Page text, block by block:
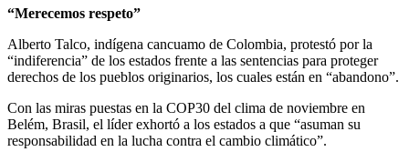
“Merecemos respeto”
Alberto Talco, indígena cancuamo de Colombia, protestó por la
“indiferencia” de los estados frente a las sentencias para proteger
derechos de los pueblos originarios, los cuales están en “abandono”.
Con las miras puestas en la COP30 del clima de noviembre en
Belém, Brasil, el líder exhortó a los estados a que “asuman su
responsabilidad en la lucha contra el cambio climático”.